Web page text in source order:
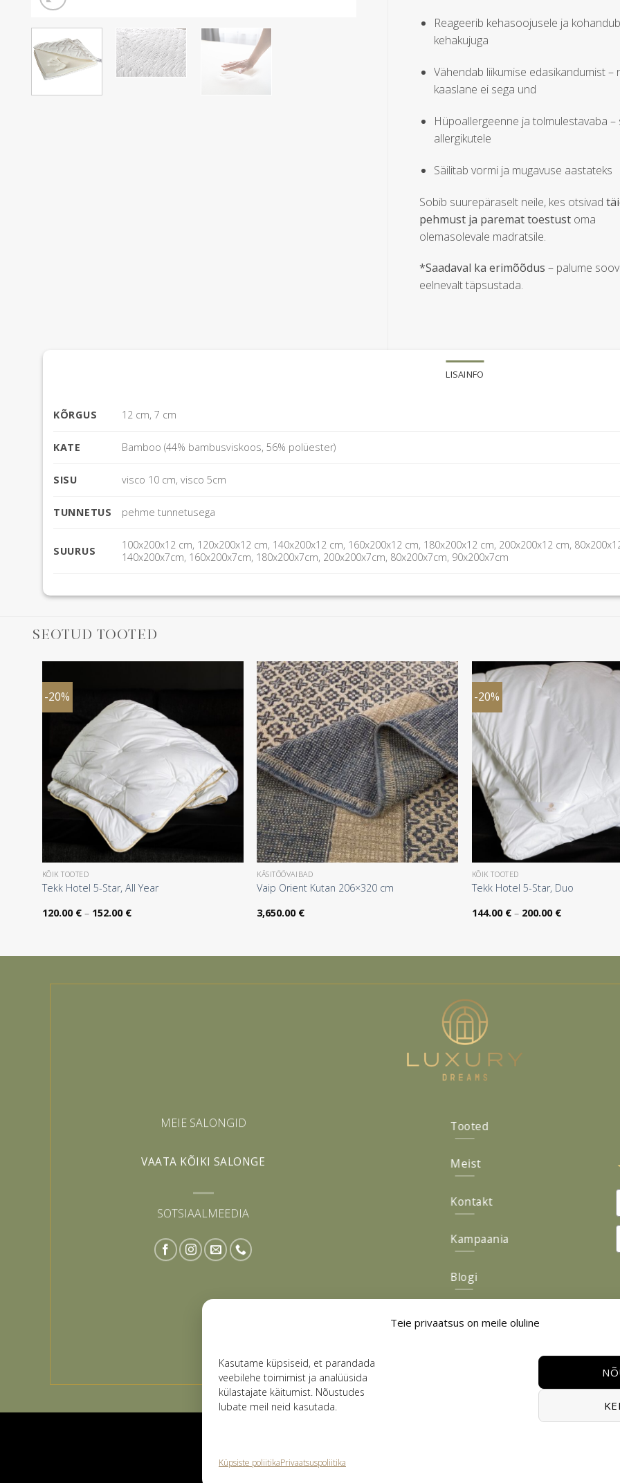
Teie privaatsus on meile oluline
Kasutame küpsiseid, et parandada
veebilehe toimimist ja analüüsida
külastajate käitumist. Nõustudes
lubate meil neid kasutada.
Küpsiste poliitikaPrivaatsuspoliitika
Reageerib kehasoojusele ja kohandub
kehakujuga
Vähendab liikumise edasikandumist –
kaaslane ei sega und
Hüpoallergeenne ja tolmulestavaba –
allergikutele
Säilitab vormi ja mugavuse aastateks
Sobib suurepäraselt neile, kes otsivad
pehmust ja paremat toestust oma
olemasolevale madratsile.
*Saadaval ka erimõõdus – palume
eelnevalt täpsustada.
LISAINFO
KÕRGUS 12 cm, 7 cm
KATE Bamboo (44% bambusviskoos, 56% polüester)
SISU visco 10 cm, visco 5cm
TUNNETUS pehme tunnetusega
SUURUS
100x200x12 cm, 120x200x12 cm, 140x200x12 cm, 160x200x12 cm, 180x200x12 cm, 200x200x12 cm,
140x200x7cm, 160x200x7cm, 180x200x7cm, 200x200x7cm, 80x200x7cm, 90x200x7cm
SEOTUD TOOTED
-20%
KÕIK TOOTED
Tekk Hotel 5-Star, All Year
120.00 € – 152.00 €Hinnavahemik:
KÄSITÖÖVAIBAD
Vaip Orient Kutan 206×320 cm
3,650.00 €
-20%
KÕIK TOOTED
Tekk Hotel 5-Star, Duo
144.00 € – 200.00 €
Tooted
Meist
Kontakt
Kampaania
Blogi
MEIE SALONGID
VAATA KÕIKI SALONGE
SOTSIAALMEEDIA
PRIVAATSUSPOLIITIKA